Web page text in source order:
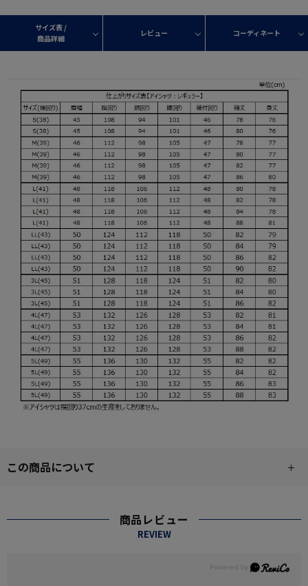
サイズ表 /
商品詳細
レビュー コーディネート
この商品について
商品レビュー
REVIEW